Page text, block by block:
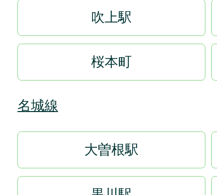
吹上駅
桜本町
名城線
大曽根駅